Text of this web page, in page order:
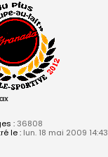
:36808
le :lun. 18 mai 2009 14:43